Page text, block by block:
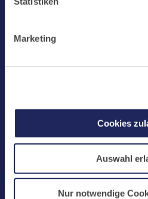
Buchungen durchführen zu
Marketing
Cookies
Auswahl
Nur notwendige
Fax: +49 (0) 2652 59-359
www.maria-laach.de
Tel: +49 (0) 2652 59-313